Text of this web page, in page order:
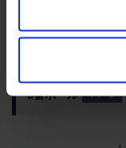
ストレートホール
になります。
5番ホール パー5